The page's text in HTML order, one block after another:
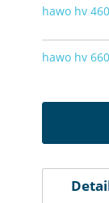
Produkte
-
Artikel
hawo hv
hawo hv